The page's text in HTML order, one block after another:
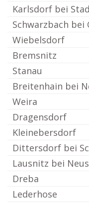
Karlsdorf bei
Schwarzbach bei
Wiebelsdorf
Bremsnitz
Stanau
Breitenhain bei
Weira
Dragensdorf
Kleinebersdorf
Dittersdorf bei
Lausnitz bei
Dreba
Lederhose